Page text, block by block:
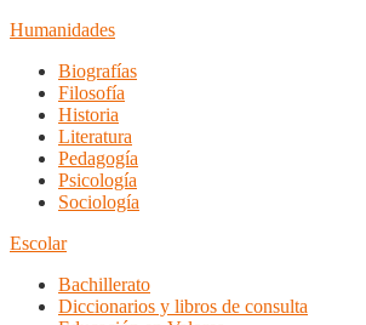
Humanidades
Biografías
Filosofía
Historia
Literatura
Pedagogía
Psicología
Sociología
Escolar
Bachillerato
Diccionarios y libros de consulta